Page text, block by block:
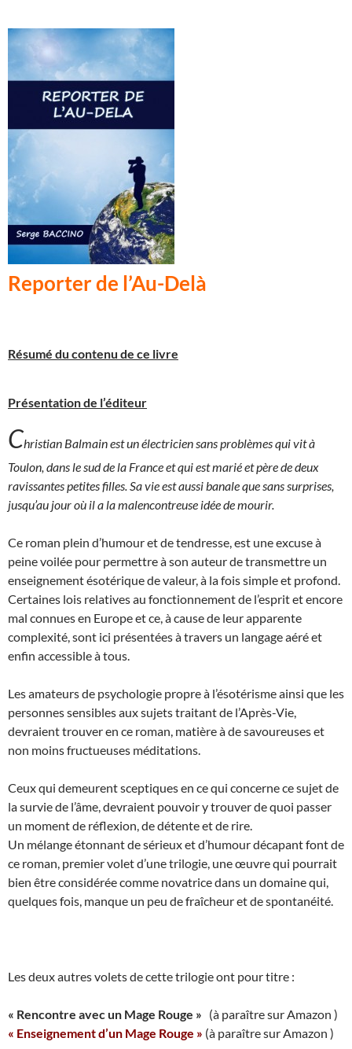
Reporterde l’Au-Delà
Résumé du contenu de ce livre
Présentation de l’éditeur
Christian Balmain est un électricien sans problèmes qui vit à
Toulon, dans le sud de la France et qui est marié et père de deux
ravissantes petites filles. Sa vie est aussi banale que sans surprises,
jusqu’au jour où il a la malencontreuse idée de mourir.
Ce roman plein d’humour et de tendresse, est une excuse à
peine voilée pour permettre à son auteur de transmettre un
enseignement ésotérique de valeur, à la fois simple et profond.
Certaines lois relatives au fonctionnement de l’esprit et encore
mal connues en Europe et ce, à cause de leur apparente
complexité, sont ici présentées à travers un langage aéré et
enfin accessible à tous.
Les amateurs de psychologie propre à l’ésotérisme ainsi que les
personnes sensibles aux sujets traitant de l’Après-Vie,
devraient trouver en ce roman, matière à de savoureuses et
non moins fructueuses méditations.
Ceux qui demeurent sceptiques en ce qui concerne ce sujet de
la survie de l’âme, devraient pouvoir y trouver de quoi passer
un moment de réflexion, de détente et de rire.
Un mélange étonnant de sérieux et d’humour décapant font de
ce roman, premier volet d’une trilogie, une œuvre qui pourrait
bien être considérée comme novatrice dans un domaine qui,
quelques fois, manque un peu de fraîcheur et de spontanéité.
Les deux autres volets de cette trilogie ont pour titre :
« Rencontre avec un Mage Rouge » (à paraître sur Amazon )
« Enseignement d’un Mage Rouge » (à paraître sur Amazon )